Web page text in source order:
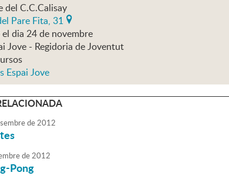
del C.C.Calisay
Pare Fita, 31
el dia 24 de novembre
Jove - Regidoria de Joventut
Espai Jove
de2012
de2012
Pong